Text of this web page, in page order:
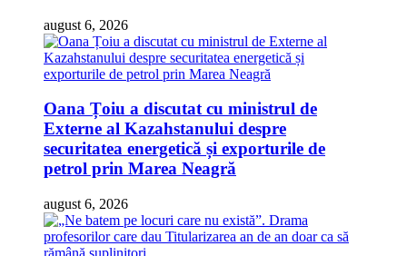
august 6, 2026
Oana Țoiu a discutat cu ministrul de
Externe al Kazahstanului despre
securitatea energetică și exporturile de
petrol prin Marea Neagră
august 6, 2026